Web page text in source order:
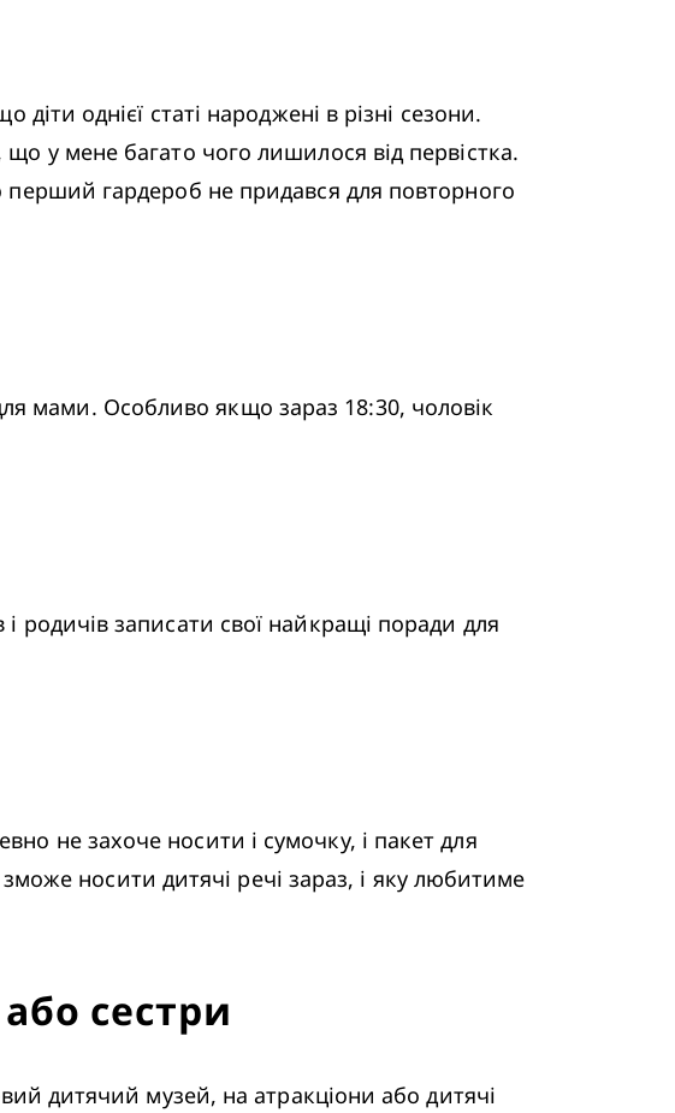
у мене багато чого лишилося від первістка.
гардероб не придався для повторного
зможе носити дитячі речі зараз, і яку любитиме
сестри